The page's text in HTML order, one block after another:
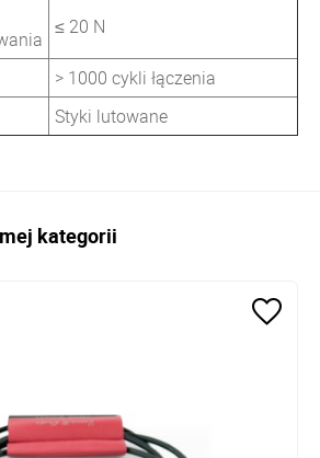
≤ 20 N
> 1000 cykli łączenia
Styki lutowane
kategorii